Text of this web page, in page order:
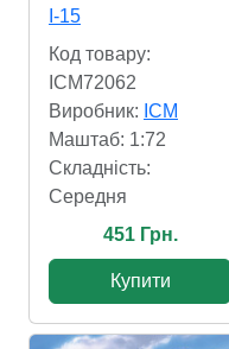
І-15
Код товару:
ICM72062
Виробник: ICM
Маштаб: 1:72
Складність:
Cередня
451 Грн.
Купити